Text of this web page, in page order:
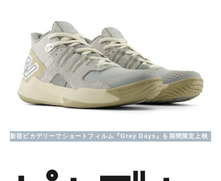
新宿ピカデリーでショートフィルム『Grey Days』を期間限定上映